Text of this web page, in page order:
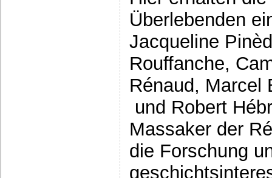
Überlebenden
Jacqueline
Rouffanche,
Rénaud, Marcel
und Robert
Massaker der
die Forschung